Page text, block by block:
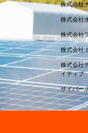
株式会社
株式会社
株式会社
株式会社
株式会社
イティブ
サイバー